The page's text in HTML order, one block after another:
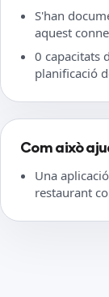
S'han
aquest
0 capacitats
planificació
Com això
Una
restaurant